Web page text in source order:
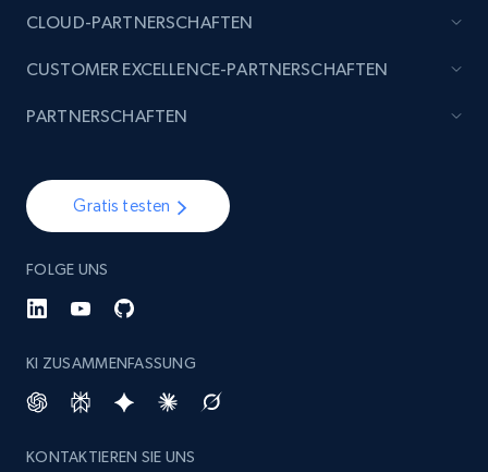
Gratis testen
FOLGE UNS
KI ZUSAMMENFASSUNG
KONTAKTIEREN SIE UNS
CLOUD-PARTNERSCHAFTEN
CUSTOMER EXCELLENCE-PARTNERSCHAFTEN
PARTNERSCHAFTEN